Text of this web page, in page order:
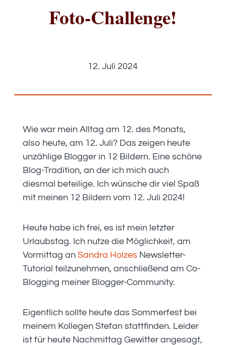
Foto-Challenge!
12. Juli 2024
Wie war mein Alltag am 12. des Monats,
also heute, am 12. Juli? Das zeigen heute
unzählige Blogger in 12 Bildern. Eine schöne
Blog-Tradition, an der ich mich auch
diesmal beteilige. Ich wünsche dir viel Spaß
mit meinen 12 Bildern vom 12. Juli 2024!
Heute habe ich frei, es ist mein letzter
Urlaubstag. Ich nutze die Möglichkeit, am
Vormittag an Sandra Holzes Newsletter-
Tutorial teilzunehmen, anschließend am Co-
Blogging meiner Blogger-Community.
Eigentlich sollte heute das Sommerfest bei
meinem Kollegen Stefan stattfinden. Leider
ist für heute Nachmittag Gewitter angesagt,